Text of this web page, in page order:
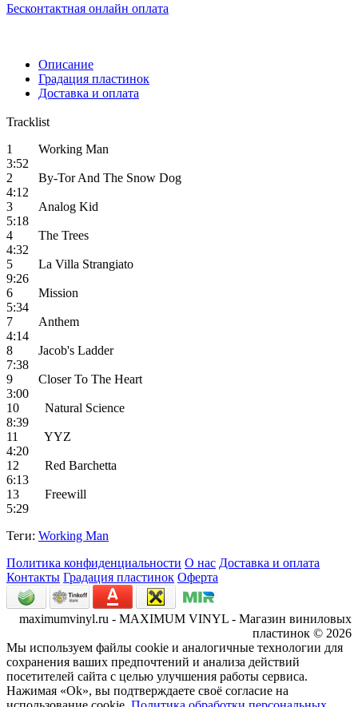
Бесконтактная онлайн оплата
Описание
Градация пластинок
Доставка и оплата
Tracklist
1 Working Man
3:52
2 By-Tor And The Snow Dog
4:12
3 Analog Kid
5:18
4 The Trees
4:32
5 La Villa Strangiato
9:26
6 Mission
5:34
7 Anthem
4:14
8 Jacob's Ladder
7:38
9 Closer To The Heart
3:00
10 Natural Science
8:39
11 YYZ
4:20
12 Red Barchetta
6:13
13 Freewill
5:29
Теги: Working Man
Политика конфиденциальности О нас Доставка и оплата
Контакты Градация пластинок Оферта
maximumvinyl.ru - MAXIMUM VINYL - Магазин виниловых
пластинок © 2026
Мы используем файлы cookie и аналогичные технологии для
сохранения ваших предпочтений и анализа действий
посетителей сайта с целью улучшения работы сервиса.
Нажимая «Ok», вы подтверждаете своё согласие на